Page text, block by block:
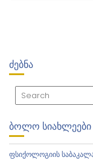
ᲫᲔᲑᲜᲐ
ᲑᲝᲚᲝ ᲡᲘᲐᲮᲚᲔᲔᲑᲘ
ფსიქოლოგიის